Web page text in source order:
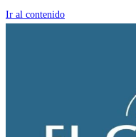
Ir al contenido